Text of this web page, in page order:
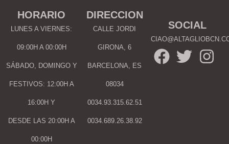
HORARIO
LUNES A VIERNES:
09:00H A 00:00H
SÁBADO, DOMINGO Y
FESTIVOS: 12:00H A
16:00H Y
DESDE LAS 20:00H A
00:00H
DIRECCION
CALLE JORDI
GIRONA, 6
BARCELONA, ES
08034
0034.93.315.62.51
0034.689.26.38.92
SOCIAL